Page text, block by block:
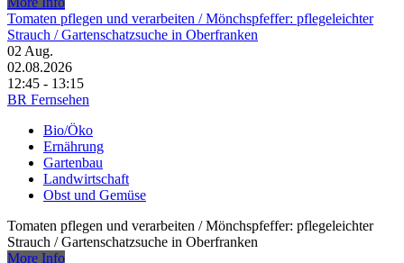
Tomaten pflegen und verarbeiten /​ Mönchspfeffer: pflegeleichter
Strauch /​ Gartenschatzsuche in Oberfranken
02 Aug.
02.08.2026
12:45 - 13:15
BR Fernsehen
Bio/Öko
Ernährung
Gartenbau
Landwirtschaft
Obst und Gemüse
Tomaten pflegen und verarbeiten /​ Mönchspfeffer: pflegeleichter
Strauch /​ Gartenschatzsuche in Oberfranken
More Info